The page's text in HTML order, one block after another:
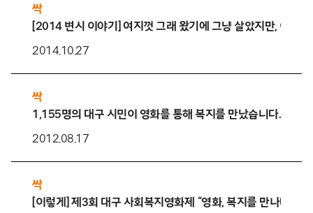
싹
[2014 변시 이야기] 여지껏 그래 왔기에 그냥 살았지만, 이제는
2014.10.27
싹
1,155명의 대구 시민이 영화를 통해 복지를 만났습니다.
2012.08.17
싹
[이렇게] 제3회 대구 사회복지영화제 “영화, 복지를 만나다”